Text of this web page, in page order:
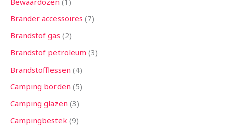
Brander accessoires 7
Brandstof gas 2
Brandstof petroleum 3
Brandstofflessen 4
Camping borden 5
Camping glazen 3
Campingbestek 9